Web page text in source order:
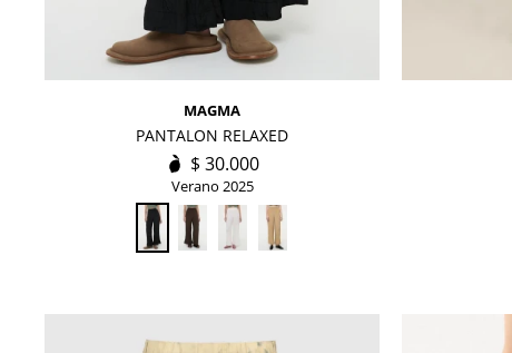
MAGMA
PANTALON RELAXED
$ 30.000
Verano 2025